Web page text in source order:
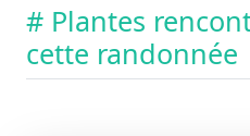
# Plantes
cette randonnée